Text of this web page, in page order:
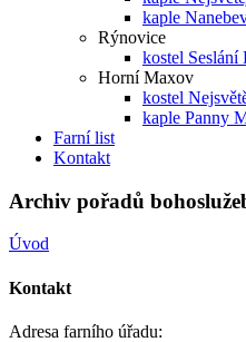
kaple
Rýnovice
kostel Seslání
Horní Maxov
kostel
kaple Panny
Farní list
Kontakt
Archiv pořadů
Úvod
Kontakt
Adresa farního úřadu: